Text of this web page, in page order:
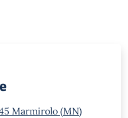
Marmirolo (MN)